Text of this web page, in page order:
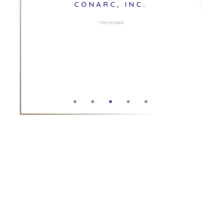
CONARC, INC.
* translated
KÖPARRESURSER
SÄLJ ETT FÖRETAG